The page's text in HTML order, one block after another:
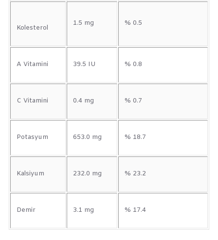
Kolesterol
1.5 mg % 0.5
A Vitamini 39.5 IU % 0.8
C Vitamini 0.4 mg % 0.7
Potasyum 653.0 mg % 18.7
Kalsiyum 232.0 mg % 23.2
Demir 3.1 mg % 17.4